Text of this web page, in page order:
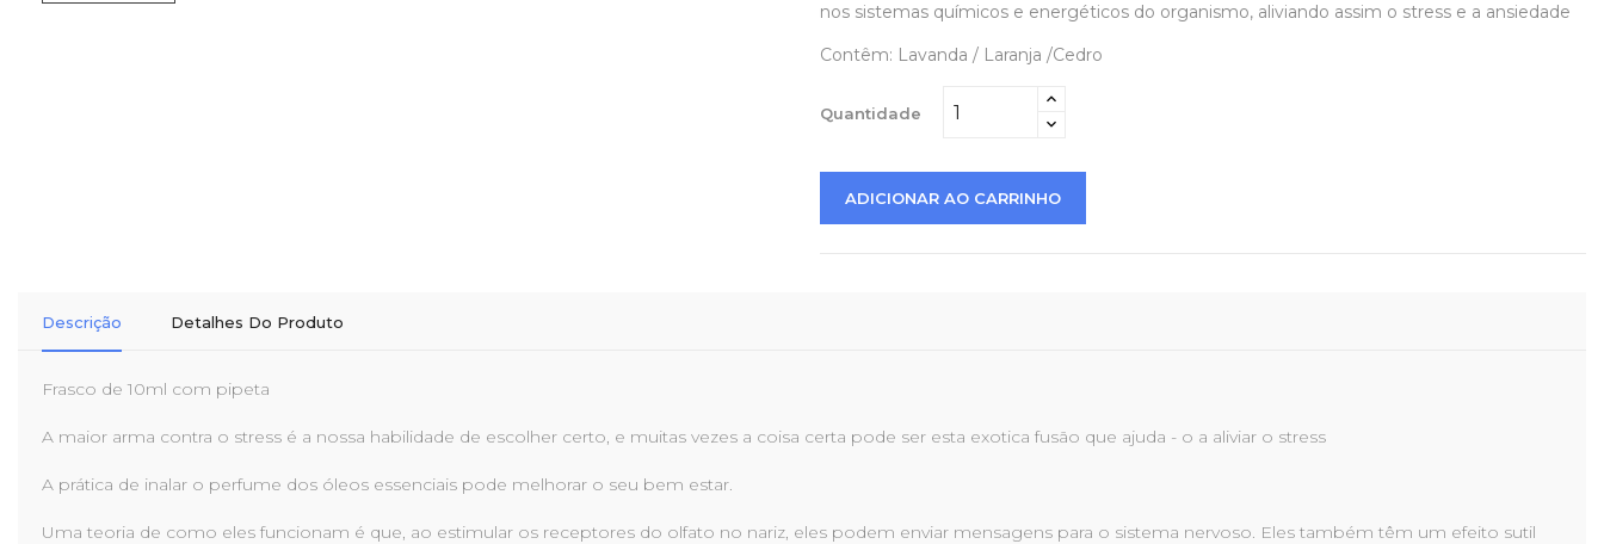
nos sistemas químicos e energéticos do organismo, aliviando assim o stress e a ansiedade
Contêm: Lavanda / Laranja /Cedro
Quantidade
ADICIONAR AO CARRINHO
Descrição Detalhes Do Produto
Frasco de 10ml com pipeta
A maior arma contra o stress é a nossa habilidade de escolher certo, e muitas vezes a coisa certa pode ser esta exotica fusão que ajuda - o a aliviar o stress
A prática de inalar o perfume dos óleos essenciais pode melhorar o seu bem estar.
Uma teoria de como eles funcionam é que, ao estimular os receptores do olfato no nariz, eles podem enviar mensagens para o sistema nervoso. Eles também têm um efeito sutil